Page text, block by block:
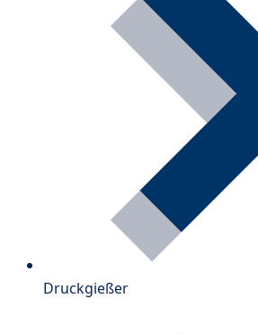
Druckgießer